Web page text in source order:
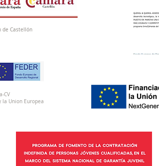
de Castellón
CV
la Union Europea